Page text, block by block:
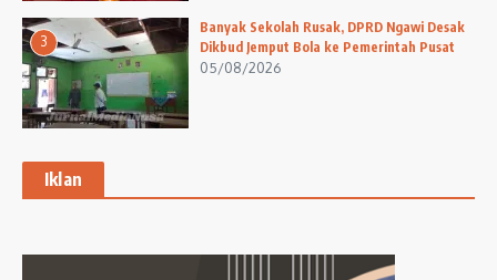
3
Banyak Sekolah Rusak, DPRD Ngawi Desak
Dikbud Jemput Bola ke Pemerintah Pusat
05/08/2026
Iklan